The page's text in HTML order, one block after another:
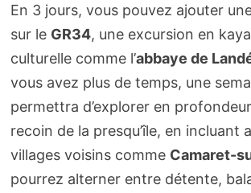
En 3 jours, vous pouvez ajouter
sur le GR34, une excursion en
culturelle comme l’abbaye de
vous avez plus de temps, une
permettra d’explorer en
recoin de la presqu’île, en incluant
villages voisins comme Camaret-
pourrez alterner entre détente,